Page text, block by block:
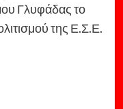
Γλυφάδας το
της Ε.Σ.Ε.